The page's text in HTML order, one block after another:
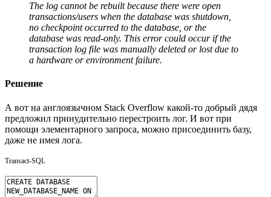
The log cannot be rebuilt because there were open
transactions/users when the database was shutdown,
no checkpoint occurred to the database, or the
database was read-only. This error could occur if the
transaction log file was manually deleted or lost due to
a hardware or environment failure.
Решение
А вот на англоязычном Stack Overflow какой-то добрый дядя
предложил принудительно перестроить лог. И вот при
помощи элементарного запроса, можно присоединить базу,
даже не имея лога.
Transact-SQL